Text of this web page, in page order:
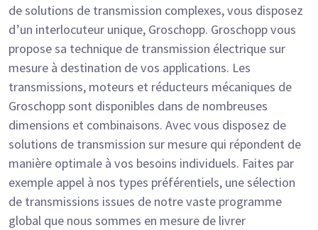
de solutions de transmission complexes, vous disposez
d’un interlocuteur unique, Groschopp. Groschopp vous
propose sa technique de transmission électrique sur
mesure à destination de vos applications. Les
transmissions, moteurs et réducteurs mécaniques de
Groschopp sont disponibles dans de nombreuses
dimensions et combinaisons. Avec vous disposez de
solutions de transmission sur mesure qui répondent de
manière optimale à vos besoins individuels. Faites par
exemple appel à nos types préférentiels, une sélection
de transmissions issues de notre vaste programme
global que nous sommes en mesure de livrer